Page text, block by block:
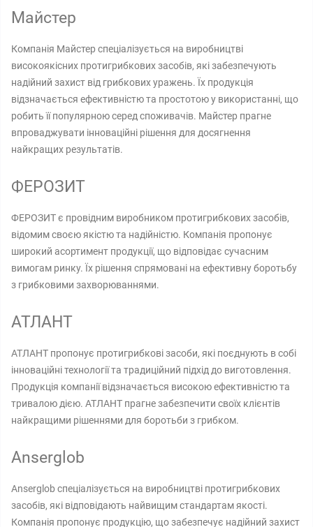
Майстер
Компанія Майстер спеціалізується на виробництві
високоякісних протигрибкових засобів, які забезпечують
надійний захист від грибкових уражень. Їх продукція
відзначається ефективністю та простотою у використанні, що
робить її популярною серед споживачів. Майстер прагне
впроваджувати інноваційні рішення для досягнення
найкращих результатів.
ФЕРОЗИТ
ФЕРОЗИТ є провідним виробником протигрибкових засобів,
відомим своєю якістю та надійністю. Компанія пропонує
широкий асортимент продукції, що відповідає сучасним
вимогам ринку. Їх рішення спрямовані на ефективну боротьбу
з грибковими захворюваннями.
АТЛАНТ
АТЛАНТ пропонує протигрибкові засоби, які поєднують в собі
інноваційні технології та традиційний підхід до виготовлення.
Продукція компанії відзначається високою ефективністю та
тривалою дією. АТЛАНТ прагне забезпечити своїх клієнтів
найкращими рішеннями для боротьби з грибком.
Anserglob
Anserglob спеціалізується на виробництві протигрибкових
засобів, які відповідають найвищим стандартам якості.
Компанія пропонує продукцію, що забезпечує надійний захист